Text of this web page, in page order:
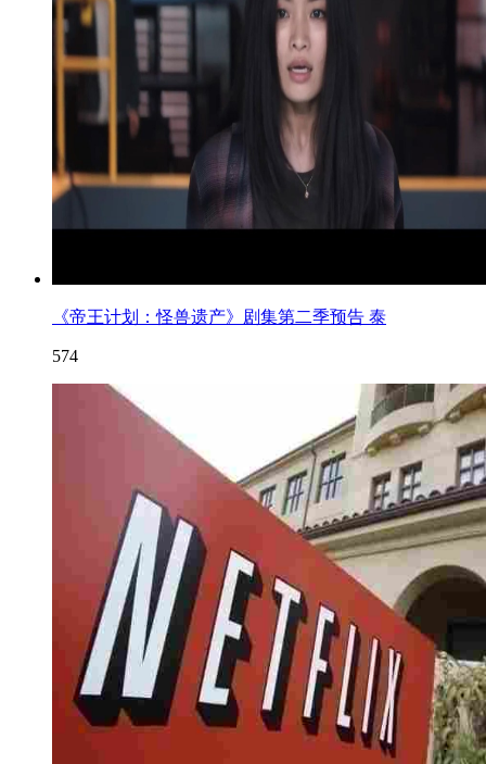
《帝王计划：怪兽遗产》剧集第二季预告 泰
574